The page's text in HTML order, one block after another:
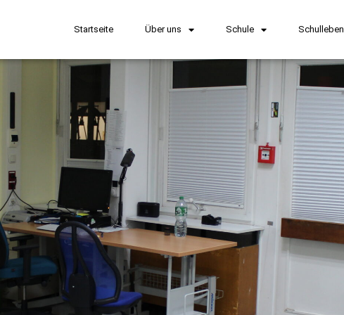
Startseite Über uns Schule Schulleben